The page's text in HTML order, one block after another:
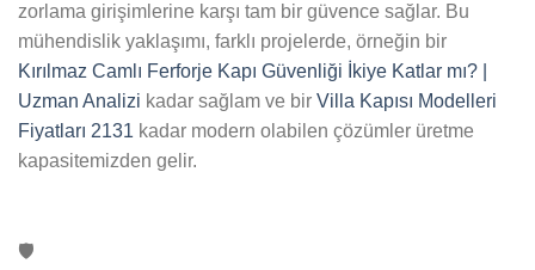
zorlama girişimlerine karşı tam bir güvence sağlar. Bu
mühendislik yaklaşımı, farklı projelerde, örneğin bir
Kırılmaz Camlı Ferforje Kapı Güvenliği İkiye Katlar mı? |
Uzman Analizi kadar sağlam ve bir Villa Kapısı Modelleri
Fiyatları 2131 kadar modern olabilen çözümler üretme
kapasitemizden gelir.
🛡️